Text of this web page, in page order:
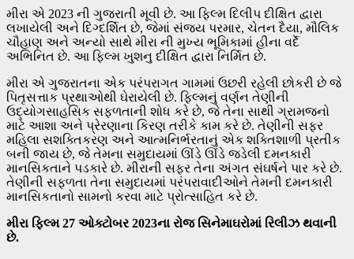
મીરા એ 2023 ની ગુજરાતી મૂવી છે. આ ફિલ્મ દિલીપ દીક્ષિત દ્વારા
લખાયેલી અને દિગ્દર્શિત છે, જેમાં સંજય પરમાર, ચેતન દૈયા, મૌલિક
ચૌહાણ અને અન્યો સાથે મીરા ની મુખ્ય ભૂમિકામાં હીના વર્દે
અભિનિત છે. આ ફિલ્મ ખુશનુ દીક્ષિત દ્વારા નિર્મિત છે.
મીરા એ ગુજરાતના એક પરંપરાગત ગામમાં ઉછરી રહેલી છોકરી છે જે
પિતૃસત્તાક પ્રથાઓથી ઘેરાયેલી છે. ફિલ્મનું વર્ણન તેણીની
ઉદ્યોગસાહસિક સફળતાની શોધ કરે છે, જે તેના સાથી ગ્રામજનો
માટે આશા અને પ્રેરણાના કિરણ તરીકે કામ કરે છે. તેણીની સફર
મહિલા સશક્તિકરણ અને આત્મનિર્ભરતાનું એક શક્તિશાળી પ્રતીક
બની જાય છે, જે તેમના સમુદાયમાં ઊંડે ઊંડે જડેલી દમનકારી
માનસિકતાને પડકારે છે. મીરાની સફર તેના અંગત સંઘર્ષને પાર કરે છે.
તેણીની સફળતા તેના સમુદાયમાં પરંપરાવાદીઓને તેમની દમનકારી
માનસિકતાનો સામનો કરવા માટે પ્રોત્સાહિત કરે છે.
મીરા ફિલ્મ 27 ઓક્ટોબર 2023ના રોજ સિનેમાઘરોમાં રિલીઝ થવાની
છે.